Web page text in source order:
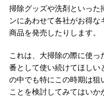
掃除グッズや洗剤といった
ンにあわせて各社がお得
商品を発売したりします。
これは、大掃除の際に使
番として使い続けてほしい
の中でも特にこの時期は狙
ことを検討してみてはいか